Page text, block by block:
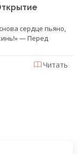
сердце пьяно,
— Перед
Читать